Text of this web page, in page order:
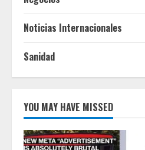
Noticias Internacionales
Sanidad
YOU MAY HAVE MISSED